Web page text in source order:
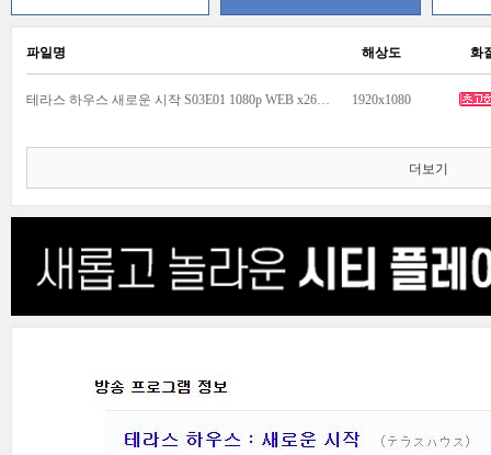
파일명 해상도 화
테라스 하우스 새로운 시작 S03E01 1080p WEB x264-PiNK.mkv 1920x1080
더보기